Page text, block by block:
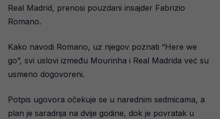
Real Madrid, prenosi pouzdani insajder Fabrizio
Romano.
Kako navodi Romano, uz njegov poznati “Here we
go”, svi uslovi između Mourinha i Real Madrida već su
usmeno dogovoreni.
Potpis ugovora očekuje se u narednim sedmicama, a
plan je saradnja na dvije godine, dok je povratak u